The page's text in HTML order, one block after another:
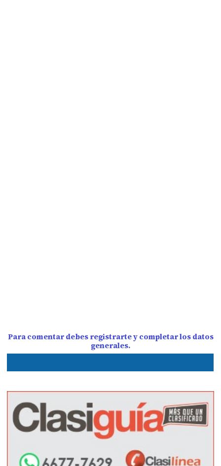
Para comentar debes registrarte y completar los datos
generales.